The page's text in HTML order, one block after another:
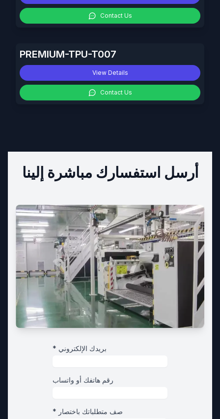
Contact Us
PREMIUM-TPU-T007
View Details
Contact Us
أرسل استفسارك مباشرة إلينا
* بريدك الإلكتروني
رقم هاتفك أو واتساب
* صف متطلباتك باختصار